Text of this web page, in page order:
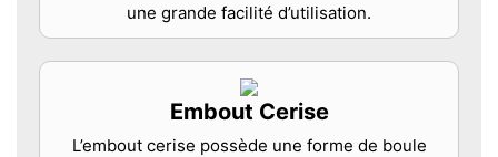
une grande facilité d’utilisation.
Embout Cerise
L’embout cerise possède une forme de boule